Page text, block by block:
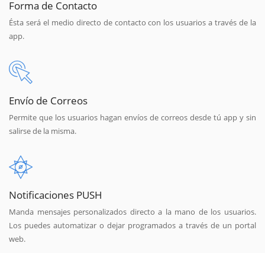
Forma de Contacto
Ésta será el medio directo de contacto con los usuarios a través de la
app.
Envío de Correos
Permite que los usuarios hagan envíos de correos desde tú app y sin
salirse de la misma.
Notificaciones PUSH
Manda mensajes personalizados directo a la mano de los usuarios.
Los puedes automatizar o dejar programados a través de un portal
web.